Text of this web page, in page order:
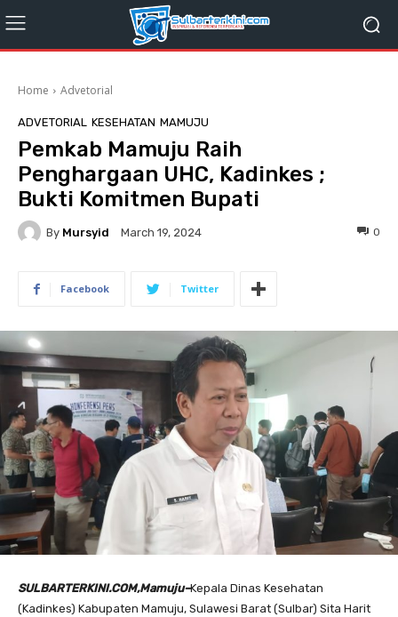
Home Advetorial
ADVETORIAL KESEHATAN MAMUJU
Pemkab Mamuju Raih
Penghargaan UHC, Kadinkes ;
Bukti Komitmen Bupati
By Mursyid March 19, 2024 0
Facebook Twitter
SULBARTERKINI.COM,Mamuju–Kepala Dinas Kesehatan
(Kadinkes) Kabupaten Mamuju, Sulawesi Barat (Sulbar) Sita Harit